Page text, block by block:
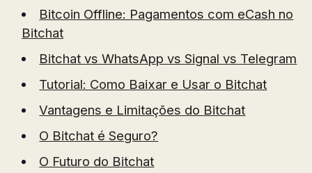
Bitcoin Offline: Pagamentos com eCash no
Bitchat
Bitchat vs WhatsApp vs Signal vs Telegram
Tutorial: Como Baixar e Usar o Bitchat
Vantagens e Limitações do Bitchat
O Bitchat é Seguro?
O Futuro do Bitchat